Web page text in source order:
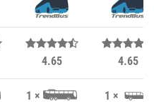
4.65 4.65
1 × 1 ×